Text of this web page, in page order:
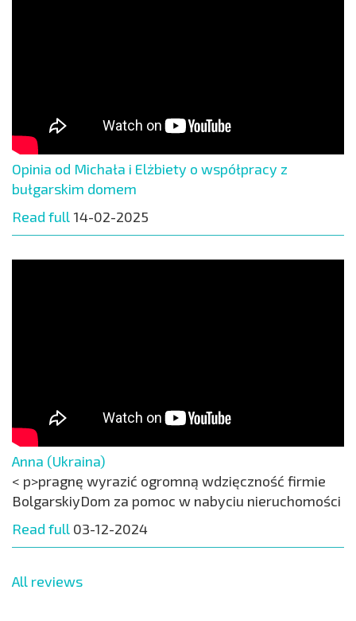
Opinia od Michała i Elżbiety o współpracy z
bułgarskim domem
Read full 14-02-2025
Anna (Ukraina)
< p>pragnę wyrazić ogromną wdzięczność firmie
BolgarskiyDom za pomoc w nabyciu nieruchomości
Read full 03-12-2024
All reviews